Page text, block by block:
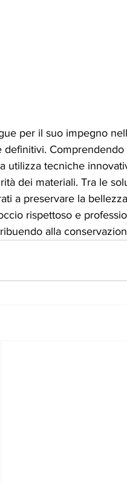
per il suo impegno
utilizza tecniche
dei materiali. Tra le
a preservare la
rispettoso e
alla